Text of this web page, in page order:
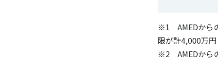
※1 AMEDから
限が計4,000万
※2 AMEDから